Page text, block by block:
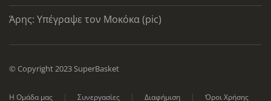
Άρης: Υπέγραψε τον Μοκόκα (pic)
© Copyright 2023 SuperBasket
Η Ομάδα μας Συνεργασίες Διαφήμιση Όροι Χρήσης